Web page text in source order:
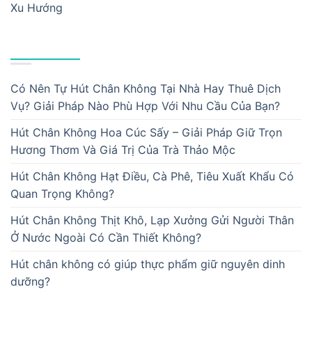
Xu Hướng
Có Nên Tự Hút Chân Không Tại Nhà Hay Thuê Dịch
Vụ? Giải Pháp Nào Phù Hợp Với Nhu Cầu Của Bạn?
Hút Chân Không Hoa Cúc Sấy – Giải Pháp Giữ Trọn
Hương Thơm Và Giá Trị Của Trà Thảo Mộc
Hút Chân Không Hạt Điều, Cà Phê, Tiêu Xuất Khẩu Có
Quan Trọng Không?
Hút Chân Không Thịt Khô, Lạp Xưởng Gửi Người Thân
Ở Nước Ngoài Có Cần Thiết Không?
Hút chân không có giúp thực phẩm giữ nguyên dinh
dưỡng?